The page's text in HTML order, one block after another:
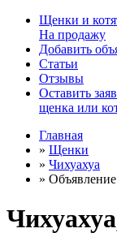
Щенки и
На продажу
Добавить
Статьи
Отзывы
Оставить
щенка или
Главная
» Щенки
» Чихуахуа
»